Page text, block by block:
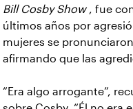
Bill Cosby Show, fue
últimos años por
mujeres se
afirmando que las
“Era algo arrogante”,